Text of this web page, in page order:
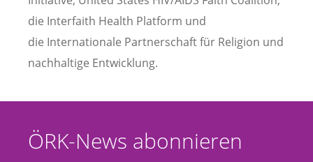
die Interfaith Health Platform und
die Internationale Partnerschaft für Religion und
nachhaltige Entwicklung.
ÖRK-News abonnieren